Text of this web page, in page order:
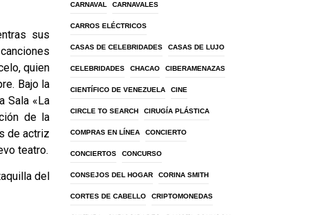
sus
quien
Bajo la
Sala «La
de la
de actriz
teatro.
del
CARNAVAL CARNAVALES
CARROS ELÉCTRICOS
CASAS DE CELEBRIDADES CASAS DE LUJO
CELEBRIDADES CHACAO CIBERAMENAZAS
CIENTÍFICO DE VENEZUELA CINE
CIRCLE TO SEARCH CIRUGÍA PLÁSTICA
COMPRAS EN LÍNEA CONCIERTO
CONCIERTOS CONCURSO
CONSEJOS DEL HOGAR CORINA SMITH
CORTES DE CABELLO CRIPTOMONEDAS